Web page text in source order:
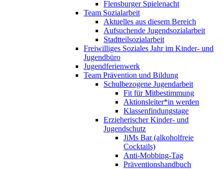
Flensburger Spielenacht
Team Sozialarbeit
Aktuelles aus diesem Bereich
Aufsuchende Jugendsozialarbeit
Stadtteilsozialarbeit
Freiwilliges Soziales Jahr im Kinder- und
Jugendbüro
Jugendferienwerk
Team Prävention und Bildung
Schulbezogene Jugendarbeit
Fit für Mitbestimmung
Aktionsleiter*in werden
Klassenfindungstage
Erzieherischer Kinder- und
Jugendschutz
JiMs Bar (alkoholfreie
Cocktails)
Anti-Mobbing-Tag
Präventionshandbuch